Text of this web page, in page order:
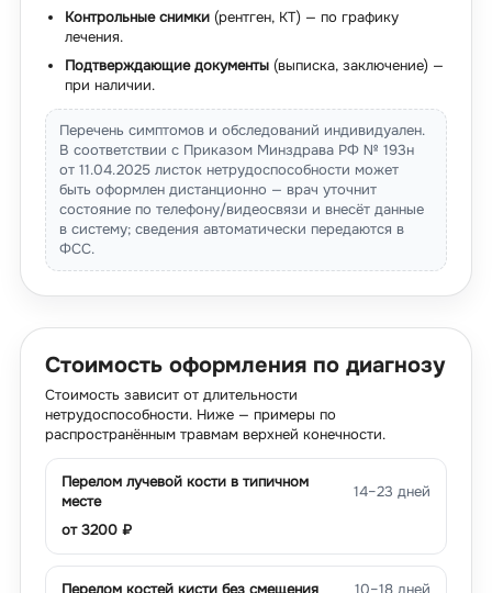
Контрольные снимки(рентген, КТ) — по графику
лечения.
Подтверждающие документы(выписка, заключение) —
при наличии.
Перечень симптомов и обследований индивидуален.
В соответствии с Приказом Минздрава РФ № 193н
от 11.04.2025 листок нетрудоспособности может
быть оформлен дистанционно — врач уточнит
состояние по телефону/видеосвязи и внесёт данные
в систему; сведения автоматически передаются в
ФСС.
Стоимость оформления по диагнозу
Стоимость зависит от длительности
нетрудоспособности. Ниже — примеры по
распространённым травмам верхней конечности.
Перелом лучевой кости в типичном
месте
14–23 дней
от3200 ₽